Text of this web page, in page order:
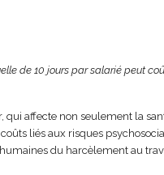
de 10 jours par salarié peut
affecte non seulement la
liés aux risques
du harcèlement au